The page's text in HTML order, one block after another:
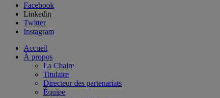
Facebook
Linkedin
Twitter
Instagram
Accueil
À propos
La Chaire
Titulaire
Directeur des partenariats
Équipe